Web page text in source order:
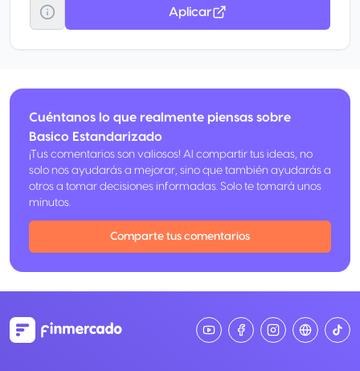
Aplicar
Cuéntanos lo que realmente piensas sobre
Basico Estandarizado
¡Tus comentarios son valiosos! Al compartir tus ideas, no
solo nos ayudarás a mejorar, sino que también ayudarás a
otros a tomar decisiones informadas. Solo te tomará unos
minutos.
Comparte tus comentarios